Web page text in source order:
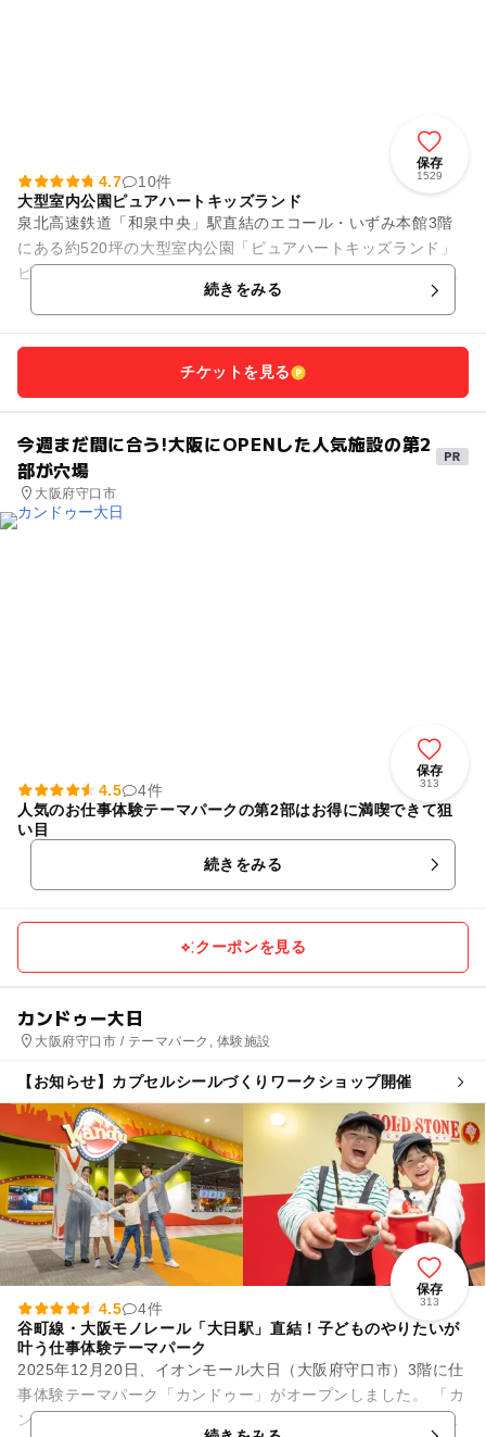
保存
1529
4.7
10件
大型室内公園ピュアハートキッズランド
泉北高速鉄道「和泉中央」駅直結のエコール・いずみ本館3階
にある約520坪の大型室内公園「ピュアハートキッズランド」
ピュアキッズは完全会員制の大型室内公園です。店内にはとて
続きをみる
チケットを見る
今週まだ間に合う!大阪にOPENした人気施設の第2
部が穴場
大阪府守口市
保存
313
4.5
4件
人気のお仕事体験テーマパークの第2部はお得に満喫できて狙
い目
続きをみる
クーポンを見る
カンドゥー大日
大阪府守口市 / テーマパーク, 体験施設
【お知らせ】カプセルシールづくりワークショップ開催
保存
313
4.5
4件
谷町線・大阪モノレール「大日駅」直結！子どものやりたいが
叶う仕事体験テーマパーク
2025年12月20日、イオンモール大日（大阪府守口市）3階に仕
事体験テーマパーク「カンドゥー」がオープンしました。 「カ
ンドゥー」は、子どもがさまざまな仕事にチャレンジしなが